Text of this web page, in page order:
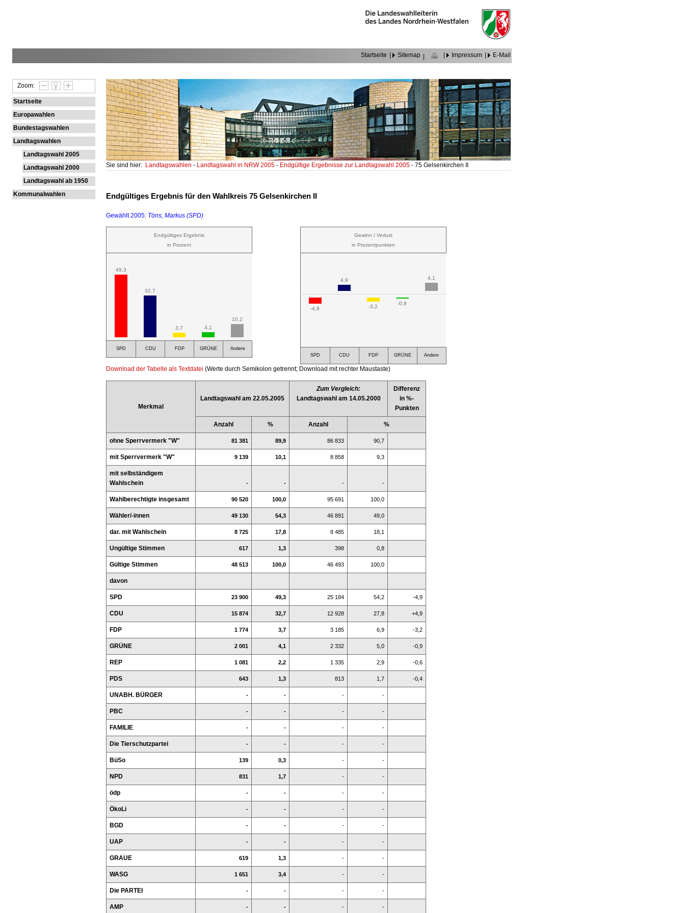
Startseite Sitemap Impressum E-Mail
Zoom:
Startseite
Europawahlen
Bundestagswahlen
Landtagswahlen
Landtagswahl 2005
Landtagswahl 2000
Landtagswahl ab 1950
Kommunalwahlen
Sie sind hier: Landtagswahlen- Landtagswahl in NRW 2005- Endgültige Ergebnisse zur Landtagswahl 2005- 75 Gelsenkirchen II
Endgültiges Ergebnis für den Wahlkreis 75 Gelsenkirchen II
Gewählt 2005: Töns, Markus (SPD)
Endgültiges Ergebnis
in Prozent
49,3
32,7
3,7 4,1
10,2
SPD CDU FDP GRÜNE Andere
Gewinn / Verlust
in Prozentpunkten
4,9 4,1
-4,9 -3,2
-0,9
SPD CDU FDP GRÜNE Andere
Download der Tabelle als Textdatei (Werte durch Semikolon getrennt; Download mit rechter Maustaste)
Merkmal
Landtagswahl am 22.05.2005
Zum Vergleich:
Landtagswahl am 14.05.2000
Differenz
in %-
Punkten
Anzahl % Anzahl %
ohne Sperrvermerk "W" 81 381 89,9 86 833 90,7
mit Sperrvermerk "W" 9 139 10,1 8 858 9,3
mit selbständigem
Wahlschein
- - - -
Wahlberechtigte insgesamt 90 520 100,0 95 691 100,0
Wähler/-innen 49 130 54,3 46 891 49,0
dar. mit Wahlschein 8 725 17,8 8 485 18,1
Ungültige Stimmen 617 1,3 398 0,8
Gültige Stimmen 48 513 100,0 46 493 100,0
davon
SPD 23 900 49,3 25 184 54,2 -4,9
CDU 15 874 32,7 12 928 27,8 +4,9
FDP 1 774 3,7 3 185 6,9 -3,2
GRÜNE 2 001 4,1 2 332 5,0 -0,9
REP 1 081 2,2 1 335 2,9 -0,6
PDS 643 1,3 813 1,7 -0,4
UNABH. BÜRGER - - - -
PBC - - - -
FAMILIE - - - -
Die Tierschutzpartei - - - -
BüSo 139 0,3 - -
NPD 831 1,7 - -
ödp - - - -
ÖkoLi - - - -
BGD - - - -
UAP - - - -
GRAUE 619 1,3 - -
WASG 1 651 3,4 - -
Die PARTEI - - - -
AMP - - - -